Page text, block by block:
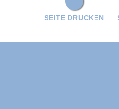
SEITE DRUCKEN